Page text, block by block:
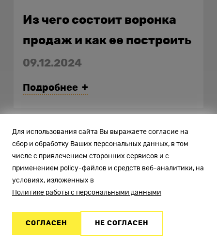
Из чего состоит воронка
продаж и как ее построить
09.12.2024
Подробнее
Контакты
Адрес
127018, г. Москва, 3-й пр-д
ИНН7701838266 , ОКВЭД 62.02
Для использования сайта Вы выражаете согласие на
сбор и обработку Ваших персональных данных, в том
числе с привлечением сторонних сервисов и с
применением policy-файлов и средств веб-аналитики, на
условиях, изложенных в
Политике работы с персональными данными
СОГЛАСЕН НЕ СОГЛАСЕН